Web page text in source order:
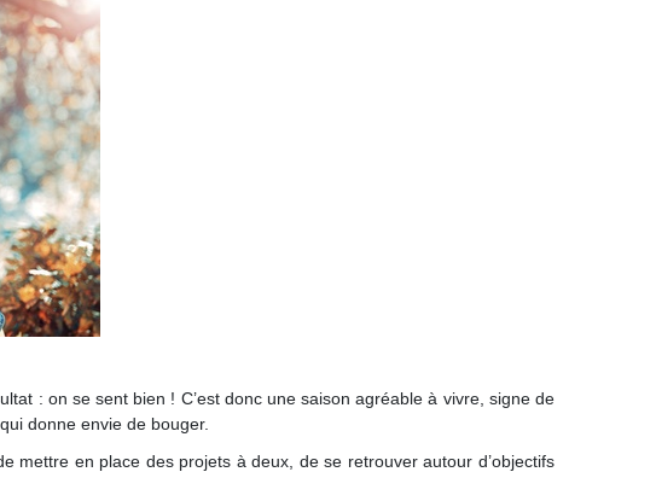
: on se sent bien ! C’est donc une saison agréable à vivre, signe de
donne envie de bouger.
mettre en place des projets à deux, de se retrouver autour d’objectifs